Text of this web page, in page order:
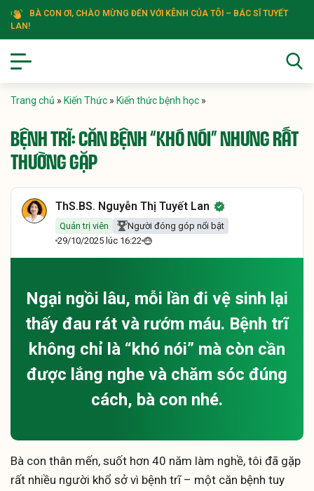
BÀ CON ƠI, CHÀO MỪNG ĐẾN VỚI KÊNH CỦA TÔI – BÁC SĨ TUYẾT
LAN!
Trang chủ » Kiến Thức » Kiến thức bệnh học »
BỆNH TRĨ: CĂN BỆNH “KHÓ NÓI” NHƯNG RẤT
THƯỜNG GẶP
ThS.BS. Nguyễn Thị Tuyết Lan
Quản trị viên
Người đóng góp nổi bật
29/10/2025 lúc 16:22
Ngại ngồi lâu, mỗi lần đi vệ sinh lại
thấy đau rát và rướm máu. Bệnh trĩ
không chỉ là “khó nói” mà còn cần
được lắng nghe và chăm sóc đúng
cách, bà con nhé.
Bà con thân mến, suốt hơn 40 năm làm nghề, tôi đã gặp
rất nhiều người khổ sở vì bệnh trĩ – một căn bệnh tuy